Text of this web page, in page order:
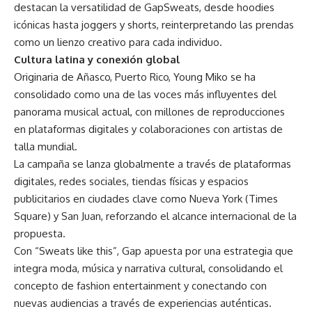
destacan la versatilidad de GapSweats, desde hoodies
icónicas hasta joggers y shorts, reinterpretando las prendas
como un lienzo creativo para cada individuo.
Cultura latina y conexión global
Originaria de Añasco, Puerto Rico, Young Miko se ha
consolidado como una de las voces más influyentes del
panorama musical actual, con millones de reproducciones
en plataformas digitales y colaboraciones con artistas de
talla mundial.
La campaña se lanza globalmente a través de plataformas
digitales, redes sociales, tiendas físicas y espacios
publicitarios en ciudades clave como Nueva York (Times
Square) y San Juan, reforzando el alcance internacional de la
propuesta.
Con “Sweats like this”, Gap apuesta por una estrategia que
integra moda, música y narrativa cultural, consolidando el
concepto de fashion entertainment y conectando con
nuevas audiencias a través de experiencias auténticas.